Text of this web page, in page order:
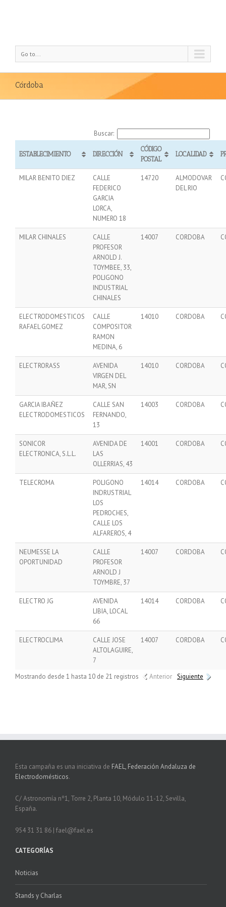
Go to...
Córdoba
Buscar:
ESTABLECIMIENTO DIRECCIÓN
CÓDIGO
POSTAL
LOCALIDAD
MILAR BENITO DIEZ
CALLE
FEDERICO
GARCIA
LORCA,
NUMERO 18
14720
ALMODOVAR
DEL RIO
MILAR CHINALES
CALLE
PROFESOR
ARNOLD J.
TOYMBEE, 33,
POLIGONO
INDUSTRIAL
CHINALES
14007 CORDOBA
ELECTRODOMESTICOS
RAFAEL GOMEZ
CALLE
COMPOSITOR
RAMON
MEDINA, 6
14010 CORDOBA
ELECTRORASS
AVENIDA
VIRGEN DEL
MAR, SN
14010 CORDOBA
GARCIA IBAÑEZ
ELECTRODOMESTICOS
CALLE SAN
FERNANDO,
13
14003 CORDOBA
SONICOR
ELECTRONICA, S.L.L.
AVENIDA DE
LAS
OLLERRIAS, 43
14001 CORDOBA
TELECROMA
POLIGONO
INDRUSTRIAL
LOS
PEDROCHES,
CALLE LOS
ALFAREROS, 4
14014 CORDOBA
NEUMESSE LA
OPORTUNIDAD
CALLE
PROFESOR
ARNOLD J
TOYMBRE, 37
14007 CORDOBA
ELECTRO JG
AVENIDA
LIBIA, LOCAL
66
14014 CORDOBA
ELECTROCLIMA
CALLE JOSE
ALTOLAGUIRE,
7
14007 CORDOBA
Mostrando desde 1 hasta 10 de 21 registros Anterior Siguiente
Esta campaña es una iniciativa de FAEL, Federación Andaluza de
Electrodomésticos.
C/ Astronomía nº1, Torre 2, Planta 10, Módulo 11-12, Sevilla,
España.
954 31 31 86 | fael@fael.es
CATEGORÍAS
Noticias
Stands y Charlas